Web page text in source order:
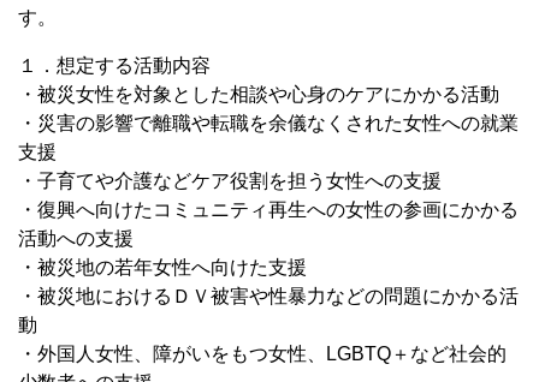
す。
１．想定する活動内容
・被災女性を対象とした相談や心身のケアにかかる活動
・災害の影響で離職や転職を余儀なくされた女性への就業
支援
・子育てや介護などケア役割を担う女性への支援
・復興へ向けたコミュニティ再生への女性の参画にかかる
活動への支援
・被災地の若年女性へ向けた支援
・被災地におけるＤＶ被害や性暴力などの問題にかかる活
動
・外国人女性、障がいをもつ女性、LGBTQ＋など社会的